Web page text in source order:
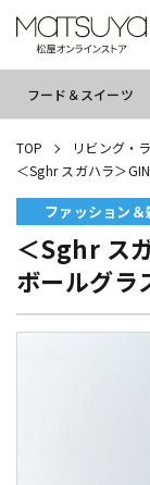
フード＆スイーツ
TOP リビング・
＜Sghr スガハラ＞
ファッション＆
＜Sghr ス
ボールグラ